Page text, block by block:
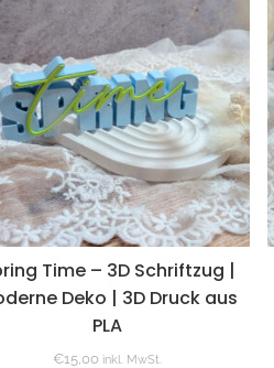
Time – 3D Schriftzug |
Deko | 3D Druck aus
PLA
€15,00 inkl. MwSt.